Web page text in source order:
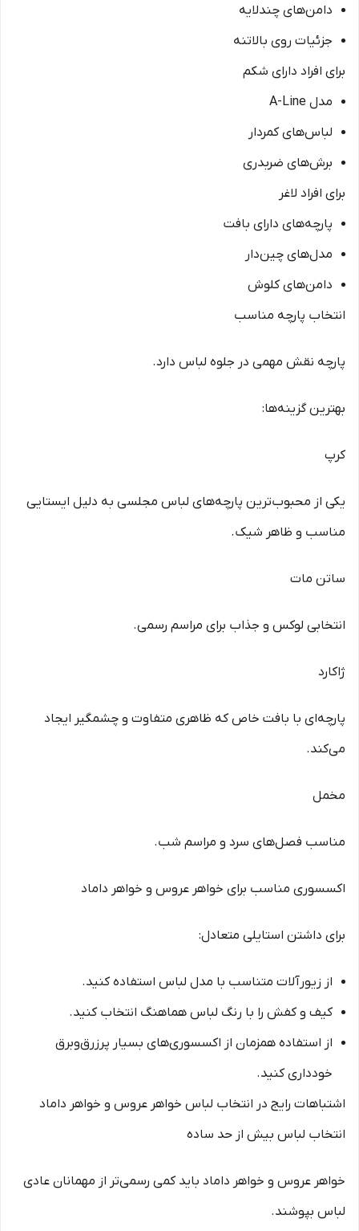
دامن‌های چندلایه
جزئیات روی بالاتنه
برای افراد دارای شکم
مدل A-Line
لباس‌های کمردار
برش‌های ضربدری
برای افراد لاغر
پارچه‌های دارای بافت
مدل‌های چین‌دار
دامن‌های کلوش
انتخاب پارچه مناسب
پارچه نقش مهمی در جلوه لباس دارد.
بهترین گزینه‌ها:
کرپ
یکی از محبوب‌ترین پارچه‌های لباس مجلسی به دلیل ایستایی
مناسب و ظاهر شیک.
ساتن مات
انتخابی لوکس و جذاب برای مراسم رسمی.
ژاکارد
پارچه‌ای با بافت خاص که ظاهری متفاوت و چشمگیر ایجاد
می‌کند.
مخمل
مناسب فصل‌های سرد و مراسم شب.
اکسسوری مناسب برای خواهر عروس و خواهر داماد
برای داشتن استایلی متعادل:
از زیورآلات متناسب با مدل لباس استفاده کنید.
کیف و کفش را با رنگ لباس هماهنگ انتخاب کنید.
از استفاده همزمان از اکسسوری‌های بسیار پرزرق‌وبرق
خودداری کنید.
اشتباهات رایج در انتخاب لباس خواهر عروس و خواهر داماد
انتخاب لباس بیش از حد ساده
خواهر عروس و خواهر داماد باید کمی رسمی‌تر از مهمانان عادی
لباس بپوشند.